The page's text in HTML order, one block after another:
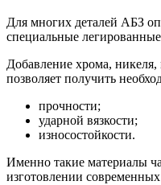
Для многих деталей АБЗ
специальные
Добавление хрома,
позволяет получить
прочности;
ударной вязкости;
износостойкости.
Именно такие материалы
изготовлении